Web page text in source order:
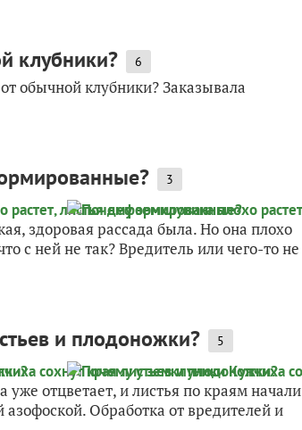
клубники? 6
обычной клубники? Заказывала
3
здоровая рассада была. Но она плохо
с ней не так? Вредитель или чего-то не
и плодоножки? 5
уже отцветает, и листья по краям начали
Обработка от вредителей и